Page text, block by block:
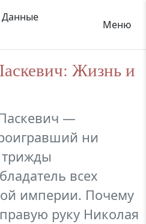
Данные
Меню
Жизнь и
—
ни
трижды
всех
империи. Почему
руку Николая